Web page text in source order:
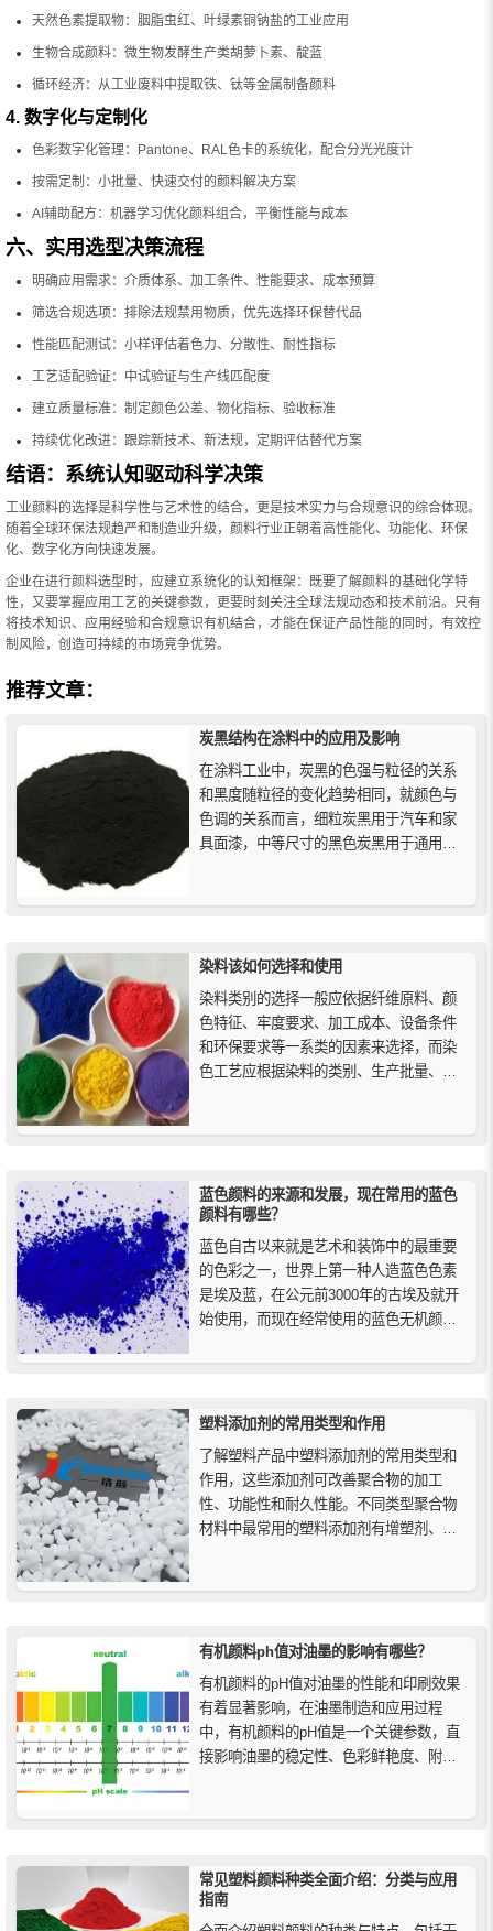
天然色素提取物：胭脂虫红、叶绿素铜钠盐的工业应用
生物合成颜料：微生物发酵生产类胡萝卜素、靛蓝
循环经济：从工业废料中提取铁、钛等金属制备颜料
4. 数字化与定制化
色彩数字化管理：Pantone、RAL色卡的系统化，配合分光光度计
按需定制：小批量、快速交付的颜料解决方案
AI辅助配方：机器学习优化颜料组合，平衡性能与成本
六、实用选型决策流程
明确应用需求：介质体系、加工条件、性能要求、成本预算
筛选合规选项：排除法规禁用物质，优先选择环保替代品
性能匹配测试：小样评估着色力、分散性、耐性指标
工艺适配验证：中试验证与生产线匹配度
建立质量标准：制定颜色公差、物化指标、验收标准
持续优化改进：跟踪新技术、新法规，定期评估替代方案
结语：系统认知驱动科学决策
工业颜料的选择是科学性与艺术性的结合，更是技术实力与合规意识的综合体现。
随着全球环保法规趋严和制造业升级，颜料行业正朝着高性能化、功能化、环保
化、数字化方向快速发展。
企业在进行颜料选型时，应建立系统化的认知框架：既要了解颜料的基础化学特
性，又要掌握应用工艺的关键参数，更要时刻关注全球法规动态和技术前沿。只有
将技术知识、应用经验和合规意识有机结合，才能在保证产品性能的同时，有效控
制风险，创造可持续的市场竞争优势。
推荐文章：
炭黑结构在涂料中的应用及影响
在涂料工业中，炭黑的色强与粒径的关系
和黑度随粒径的变化趋势相同，就颜色与
色调的关系而言，细粒炭黑用于汽车和家
具面漆，中等尺寸的黑色炭黑用于通用公
染料该如何选择和使用
染料类别的选择一般应依据纤维原料、颜
色特征、牢度要求、加工成本、设备条件
和环保要求等一系类的因素来选择，而染
色工艺应根据染料的类别、生产批量、设
蓝色颜料的来源和发展，现在常用的蓝色
颜料有哪些？
蓝色自古以来就是艺术和装饰中的最重要
的色彩之一，世界上第一种人造蓝色色素
是埃及蓝，在公元前3000年的古埃及就开
始使用，而现在经常使用的蓝色无机颜料
蓝色颜料有酞菁蓝。
塑料添加剂的常用类型和作用
了解塑料产品中塑料添加剂的常用类型和
作用，这些添加剂可改善聚合物的加工
性、功能性和耐久性能。不同类型聚合物
材料中最常用的塑料添加剂有增塑剂、阻
作用。
有机颜料ph值对油墨的影响有哪些？
有机颜料的pH值对油墨的性能和印刷效果
有着显著影响，在油墨制造和应用过程
中，有机颜料的pH值是一个关键参数，直
接影响油墨的稳定性、色彩鲜艳度、附着
常见塑料颜料种类全面介绍：分类与应用
指南